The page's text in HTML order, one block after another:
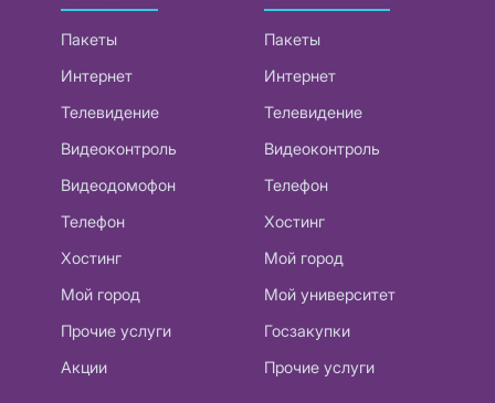
Пакеты
Интернет
Телевидение
Видеоконтроль
Видеодомофон
Телефон
Хостинг
Мой город
Прочие услуги
Акции
Пакеты
Интернет
Телевидение
Видеоконтроль
Телефон
Хостинг
Мой город
Мой университет
Госзакупки
Прочие услуги